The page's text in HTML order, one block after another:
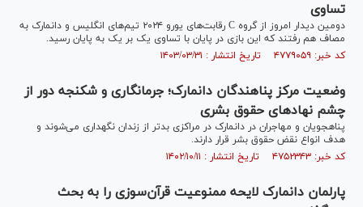
تساوی
دومین دیدار امروز از گروه C رقابت‌های یورو ۲۰۲۴ تیم‌های انگلیس و دانمارک به
مصاف هم رفتند که این بازی در پایان با تساوی یک بر یک به پایان رسید.
کد خبر: ۴۷۷۹۰۵۹ تاریخ انتشار : ۱۴۰۳/۰۳/۳۱
وضعیت مرکز پناهندگان دانمارک؛ جرم‎انگاری و شکنجه دور از
چشم نهادهای حقوق بشری
پناهجویان و مهاجران در دانمارک در مراکزی بدتر از زندان نگهداری می‌شوند و
هدف انواع نقض حقوق بشر قرار دارند.
کد خبر: ۴۷۵۲۳۴۳ تاریخ انتشار : ۱۴۰۲/۱۰/۱۱
پارلمان دانمارک لایحه ممنوعیت قرآن‌سوزی را به بحث